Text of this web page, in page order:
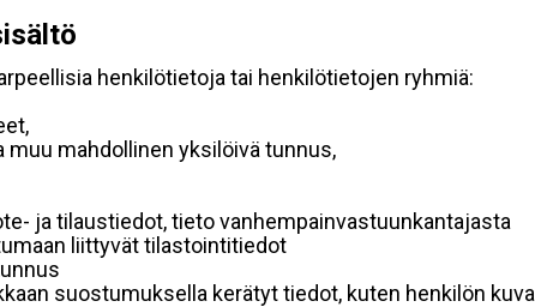
henkilötietoja tai henkilötietojen ryhmiä:
mahdollinen yksilöivä tunnus,
ja tilaustiedot, tieto vanhempainvastuunkantajasta
liittyvät tilastointitiedot
suostumuksella kerätyt tiedot, kuten henkilön kuva